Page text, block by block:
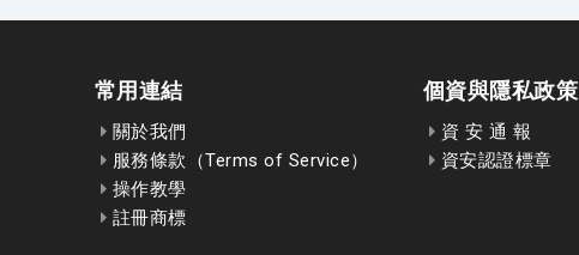
常用連結
關於我們
服務條款（Terms of Service）
操作教學
註冊商標
個資與隱私政策
資 安 通 報
資安認證標章